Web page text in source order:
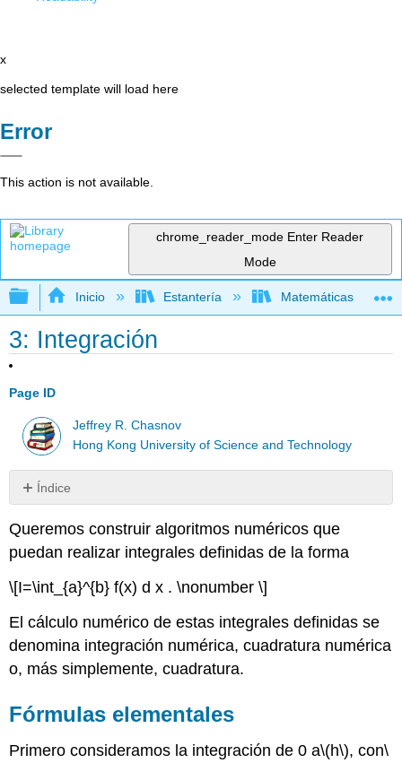
x
selected template will load here
Error
This action is not available.
chrome_reader_mode Enter Reader
Mode
Expandir/contraer jerarquía global
Inicio Estantería Matemáticas
3: Integración
Page ID
Jeffrey R. Chasnov
Hong Kong University of Science and Technology
Índice
elementales
Regla
punto
Regla
trapezoidal
La
Simpson
Reglas
Queremos construir algoritmos numéricos que
puedan realizar integrales definidas de la forma
\[I=\int_{a}^{b} f(x) d x . \nonumber \]
El cálculo numérico de estas integrales definidas se
denomina integración numérica, cuadratura numérica
o, más simplemente, cuadratura.
Fórmulas elementales
Primero consideramos la integración de 0 a\(h\), con\